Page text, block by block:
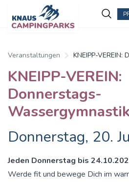
Veranstaltungen
KNEIPP-VEREIN:
KNEIPP-VEREIN:
Donnerstags-
Donnerstag, 20.
Jeden Donnerstag bis
Werde fit und bewege Dich im